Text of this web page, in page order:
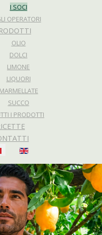
I SOCI
OPERATORI
OLIO
DOLCI
LIMONE
LIQUORI
MARMELLATE
SUCCO
I PRODOTTI